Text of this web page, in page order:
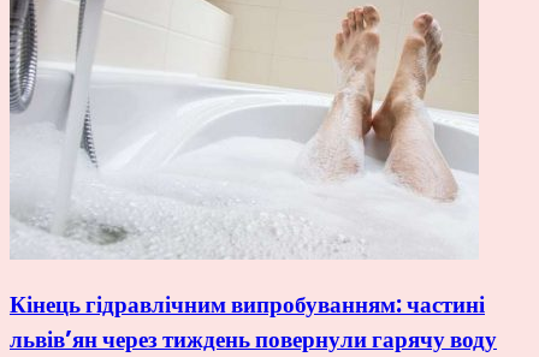
Кінець гідравлічним випробуванням: частині
львів’ян через тиждень повернули гарячу воду